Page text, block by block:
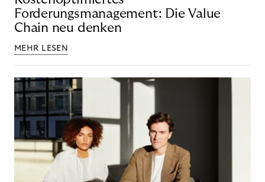
Forderungsmanagement: Die Value
Chain neu denken
MEHR LESEN